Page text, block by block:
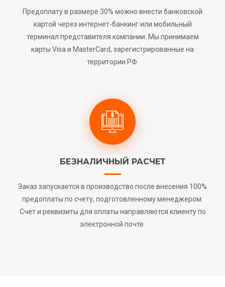
Предоплату в размере 30% можно внести банковской
картой через интернет-банкинг или мобильный
терминал представителя компании. Мы принимаем
карты Visa и MasterCard, зарегистрированные на
территории РФ.
БЕЗНАЛИЧНЫЙ РАСЧЕТ
Заказ запускается в производство после внесения 100%
предоплаты по счету, подготовленному менеджером.
Счет и реквизиты для оплаты направляются клиенту по
электронной почте.